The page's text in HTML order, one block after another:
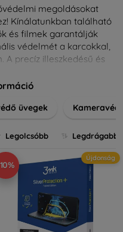
megoldásokat
Kínálatunkban található
és filmek garantálják
védelmét a karcokkal,
A precíz illeszkedésű és
megőrzi a
a mindennapok során is
a minőséget szem
minden eszközre.
üvegek
Legolcsóbb Legdrágabb
Újdonság